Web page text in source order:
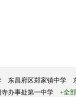
东昌府区郑家镇中学
寺办事处第一中学 +全部